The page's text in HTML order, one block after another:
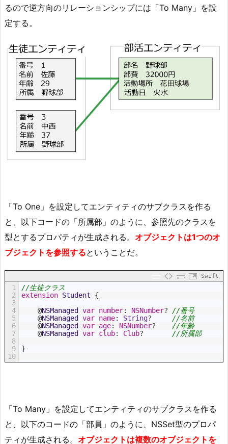
るので逆方向のリレーションシップには「To Many」を設
定する。
「To One」を設定してエンティティのサブクラスを作る
と、以下コードの「所属部」のように、参照先のクラスを
型とするプロパティが生成される。 オブジェクトは1つのオ
ブジェクトを参照するということだ。
Swift
1
2
3
4
5
6
7
8
9
10
//生徒クラス
extension Student
{
@NSManaged var number: NSNumber?
//番号
@NSManaged var name: String?
//名前
@NSManaged var age: NSNumber?
//年齢
@NSManaged var club: Club?
//所属部
}
「To Many」を設定してエンティティのサブクラスを作る
と、以下のコードの「部員」のように、NSSet型のプロパ
ティが生成される。 オブジェクトは複数のオブジェクトを